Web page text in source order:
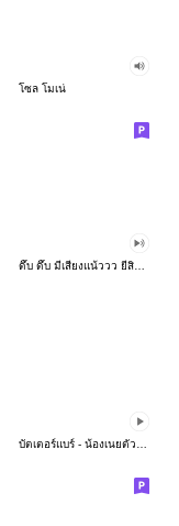
โซล โมเน่
ดึ๊บ ดึ๊บ มีเสียงแน้ววว ยี่สิบห้า